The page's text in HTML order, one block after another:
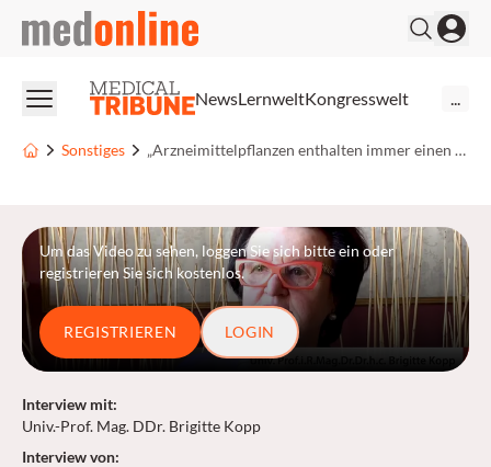
medonline
NewsLernweltKongresswelt
Sonstiges „Arzneimittelpflanzen enthalten immer einen Wirkstoffcocktail“
Um das Video zu sehen, loggen Sie sich bitte ein oder
registrieren Sie sich kostenlos.
REGISTRIEREN LOGIN
Interview mit:
Univ.-Prof. Mag. DDr. Brigitte Kopp
Interview von: